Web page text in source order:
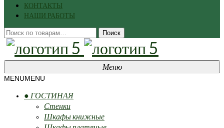
КОНТАКТЫ
НАШИ РАБОТЫ
Искать: Поиск
Меню
MENUMENU
● ГОСТИНАЯ
Стенки
Шкафы книжные